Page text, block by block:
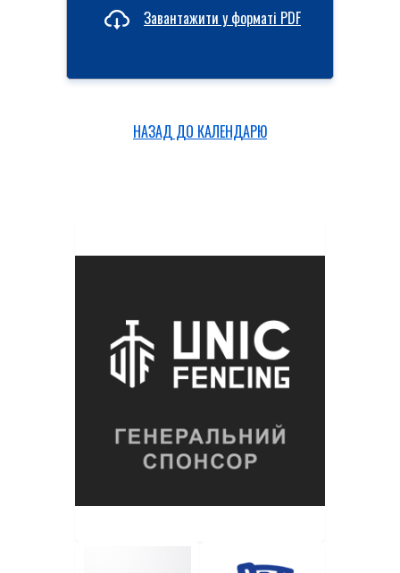
Завантажити у форматі PDF
НАЗАД ДО КАЛЕНДАРЮ